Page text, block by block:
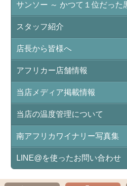
サンソー ～ かつて１位だった
スタッフ紹介
店長から皆様へ
アフリカー店舗情報
当店メディア掲載情報
当店の温度管理について
南アフリカワイナリー写真集
LINE@を使ったお問い合わせ